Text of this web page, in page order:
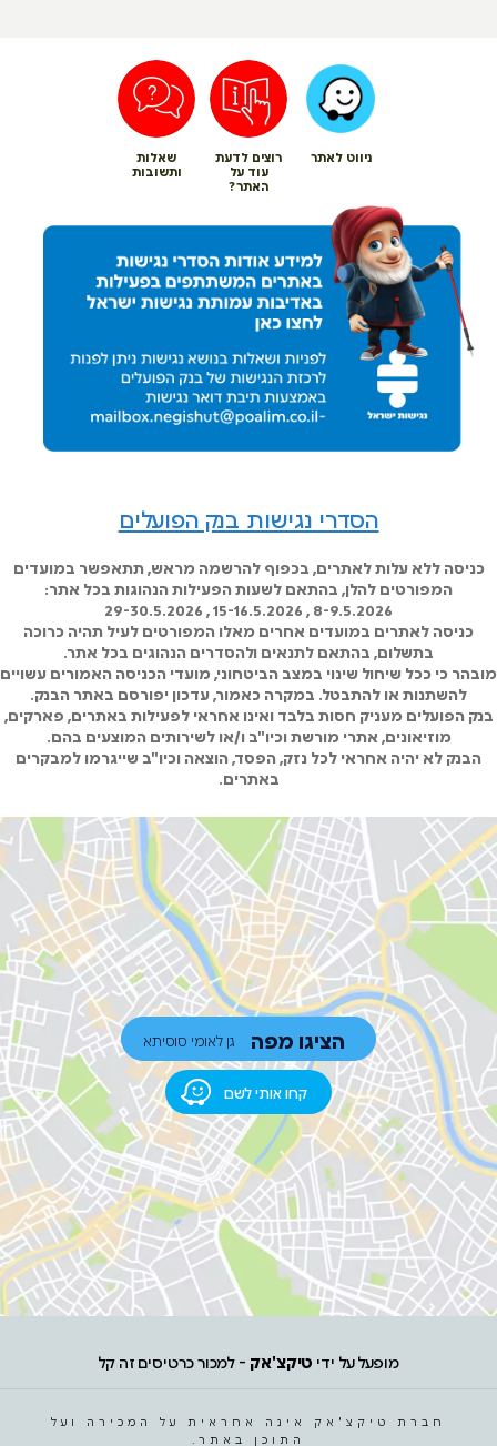
ניווט לאתר
רוצים לדעת
עוד על
האתר?
שאלות
ותשובות
הסדרי נגישות בנק הפועלים
כניסה ללא עלות לאתרים, בכפוף להרשמה מראש, תתאפשר במועדים
המפורטים להלן, בהתאם לשעות הפעילות הנהוגות בכל אתר:
8-9.5.2026 , 15-16.5.2026 , 29-30.5.2026
כניסה לאתרים במועדים אחרים מאלו המפורטים לעיל תהיה כרוכה
בתשלום, בהתאם לתנאים ולהסדרים הנהוגים בכל אתר.
מובהר כי ככל שיחול שינוי במצב הביטחוני, מועדי הכניסה האמורים עשויים
להשתנות או להתבטל. במקרה כאמור, עדכון יפורסם באתר הבנק.
בנק הפועלים מעניק חסות בלבד ואינו אחראי לפעילות באתרים, פארקים,
מוזיאונים, אתרי מורשת וכיו"ב ו/או לשירותים המוצעים בהם.
הבנק לא יהיה אחראי לכל נזק, הפסד, הוצאה וכיו"ב שייגרמו למבקרים
באתרים.
קחו אותי לשם
הציגו מפה גן לאומי סוסיתא
מופעל על ידי טיקצ'אק - למכור כרטיסים זה קל
חברת טיקצ'אק אינה אחראית על המכירה ועל
התוכן באתר.